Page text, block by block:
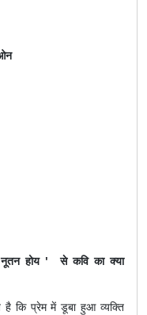
नूतन होय ' से कवि का क्या
है कि प्रेम में डूबा हुआ व्यक्ति